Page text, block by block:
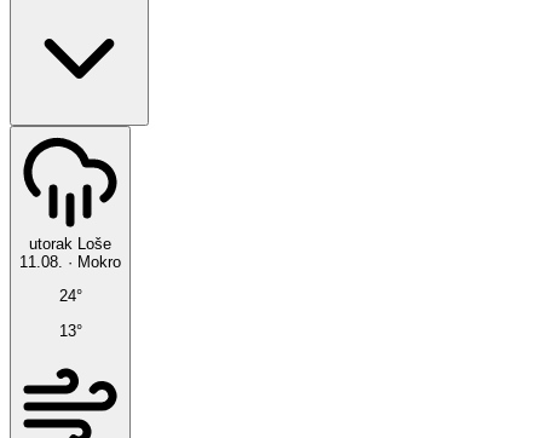
utorak Loše
11.08. · Mokro
24°
13°